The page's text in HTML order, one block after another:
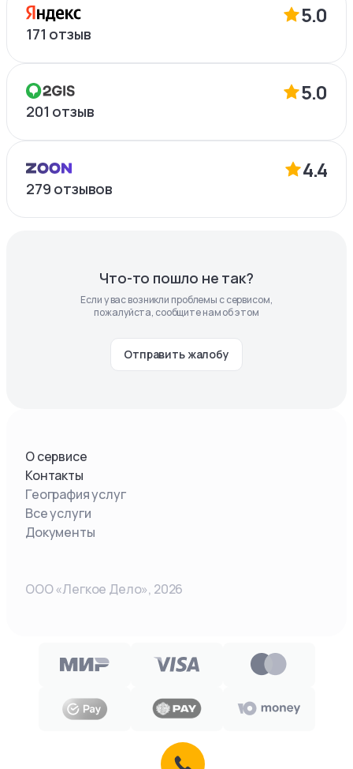
5.0
171 отзыв
5.0
201 отзыв
4.4
279 отзывов
Что-то пошло не так?
Если у вас возникли проблемы с сервисом,
пожалуйста, сообщите нам об этом
Отправить жалобу
О сервисе
Контакты
География услуг
Все услуги
Документы
ООО «Легкое Дело», 2026